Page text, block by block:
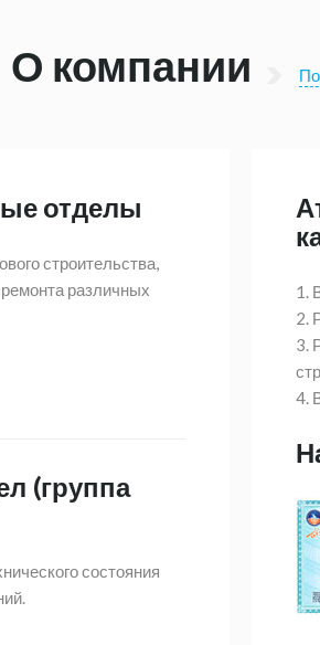
О компании
отделы
строительства,
ремонта различных
(группа
состояния
1.
2.
3.
4.